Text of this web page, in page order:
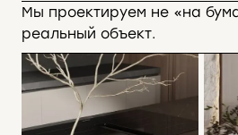
Мы проектируем не «на
реальный объект.